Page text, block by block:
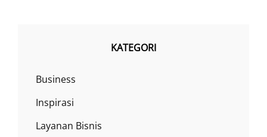
KATEGORI
Business
Inspirasi
Layanan Bisnis